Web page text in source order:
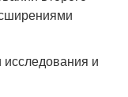
и